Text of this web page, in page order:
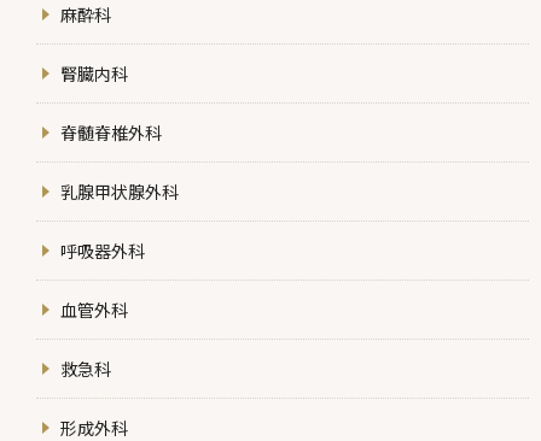
麻酔科
腎臓内科
脊髄脊椎外科
乳腺甲状腺外科
呼吸器外科
血管外科
救急科
形成外科